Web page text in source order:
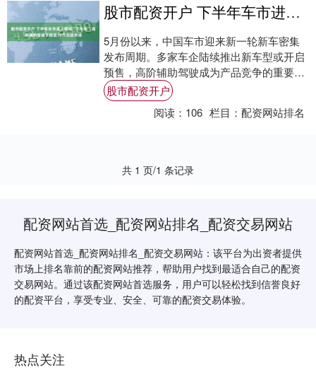
股市配资开户 下半年车市进入智驾“下半场” 高阶辅助驾驶下探至15万元级市场
5月份以来，中国车市迎来新一轮新车密集
发布周期。多家车企陆续推出新车型或开启
预售，高阶辅助驾驶成为产品竞争的重要焦
点。中国汽车流通协会汽车市场研究分会数
据显示，....
股市配资开户
阅读： 106 栏目：配资网站排名
共 1 页/1 条记录
配资网站首选_配资网站排名_配资交易网站
配资网站首选_配资网站排名_配资交易网站：该平台为出资者提供
市场上排名靠前的配资网站推荐，帮助用户找到最适合自己的配资
交易网站。通过该配资网站首选服务，用户可以轻松找到信誉良好
的配资平台，享受专业、安全、可靠的配资交易体验。
热点关注